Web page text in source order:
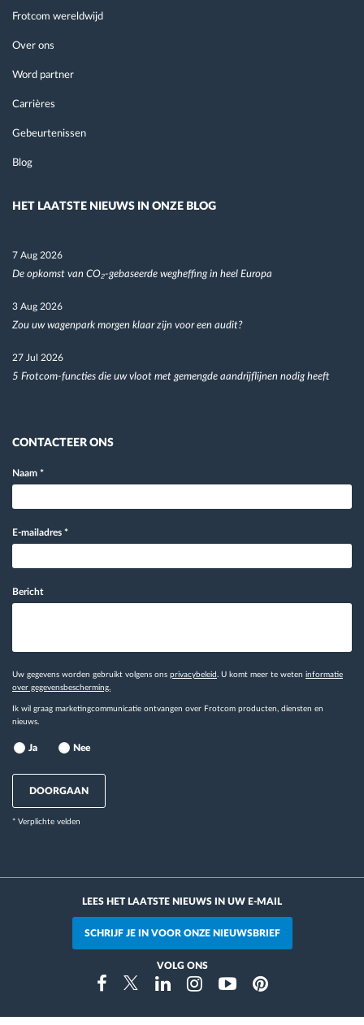
Frotcom wereldwijd
Over ons
Word partner
Carrières
Gebeurtenissen
Blog
HET LAATSTE NIEUWS IN ONZE BLOG
7 Aug 2026
De opkomst van CO₂-gebaseerde wegheffing in heel Europa
3 Aug 2026
Zou uw wagenpark morgen klaar zijn voor een audit?
27 Jul 2026
5 Frotcom-functies die uw vloot met gemengde aandrijflijnen nodig heeft
CONTACTEER ONS
Naam *
E-mailadres *
Bericht
Uw gegevens worden gebruikt volgens ons privacybeleid . U komt meer te weten informatie
over gegevensbescherming.
Ik wil graag marketingcommunicatie ontvangen over Frotcom producten, diensten en
nieuws.
Ja Nee
DOORGAAN
* Verplichte velden
LEES HET LAATSTE NIEUWS IN UW E-MAIL
SCHRIJF JE IN VOOR ONZE NIEUWSBRIEF
VOLG ONS
FacebookTwitterLinkedinInstragramYoutubePinterest